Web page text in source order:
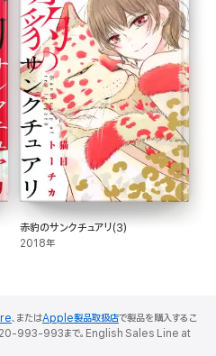
赤豹のサンクチュアリ(3)
2018年
、またはApple製品取扱店で製品を購入するこ
0120-993-993まで。English Sales Line at